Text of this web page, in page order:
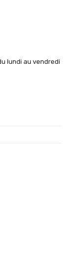
lundi au vendredi